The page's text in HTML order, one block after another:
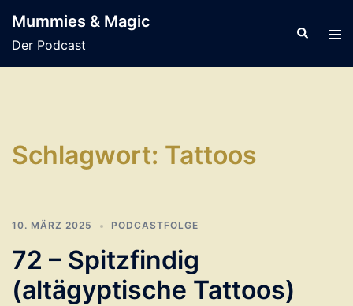
Inhalt
springen
Mummies & Magic
Der Podcast
Suche
Schlagwort: Tattoos
10. MÄRZ 2025 PODCASTFOLGE
72 – Spitzfindig
(altägyptische Tattoos)